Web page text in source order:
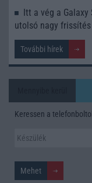
Itt a vég a
utolsó nagy frissítés
További hírek
Keressen a